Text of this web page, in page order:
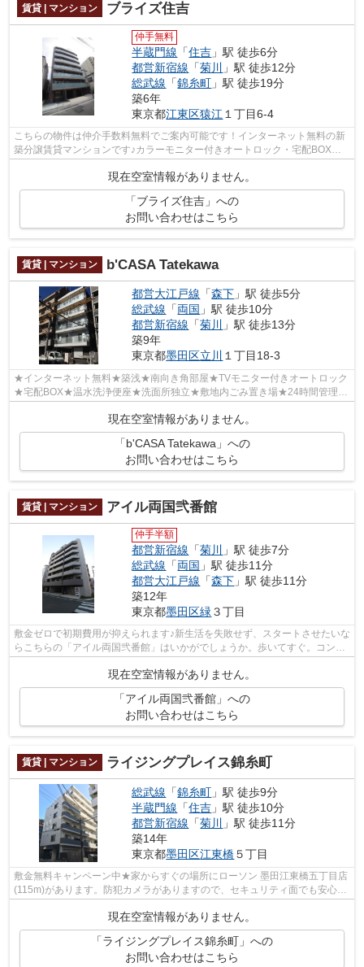
賃貸 | マンション ブライズ住吉
仲手無料
半蔵門線 「住吉 」駅 徒歩6分
都営新宿線 「菊川
」駅 徒歩12分
総武線 「錦糸町 」駅 徒歩19分
築6年
東京都江東区猿江 １丁目6-4
こちらの物件は仲介手数料無料でご案内可能です！インターネット無料の新
築分譲賃貸マンションです♪カラーモニター付きオートロック・宅配BOX完
現在空室情報がありません。
「ブライズ住吉」への
お問い合わせはこちら
賃貸 | マンション b'CASA Tatekawa
都営大江戸線 「森下 」駅 徒歩5分
総武線 「両国 」駅 徒歩10分
都営新宿線 「菊川
」駅 徒歩13分
築9年
東京都墨田区立川 １丁目18-3
★インターネット無料★築浅★南向き角部屋★TVモニター付きオートロック
★宅配BOX★温水洗浄便座★洗面所独立★敷地内ごみ置き場★24時間管理★
防犯カメラ★
現在空室情報がありません。
「b'CASA Tatekawa」への
お問い合わせはこちら
賃貸 | マンション アイル両国弐番館
仲手半額
都営新宿線 「菊川
」駅 徒歩7分
総武線 「両国 」駅 徒歩11分
都営大江戸線 「森下 」駅 徒歩11分
築12年
東京都墨田区緑３丁目
敷金ゼロで初期費用が抑えられます♪新生活を失敗せず、スタートさせたいな
らこちらの「アイル両国弐番館」はいかがでしょうか。歩いてすぐ。コンビ
現在空室情報がありません。
「アイル両国弐番館」への
お問い合わせはこちら
賃貸 | マンション ライジングプレイス錦糸町
総武線 「錦糸町 」駅 徒歩9分
半蔵門線 「住吉 」駅 徒歩10分
都営新宿線 「菊川
」駅 徒歩11分
築14年
東京都墨田区江東橋５丁目
敷金無料キャンペーン中★家からすぐの場所にローソン 墨田江東橋五丁目店
(115m)があります。防犯カメラがありますので、セキュリティ面でも安心で
現在空室情報がありません。
「ライジングプレイス錦糸町」への
お問い合わせはこちら